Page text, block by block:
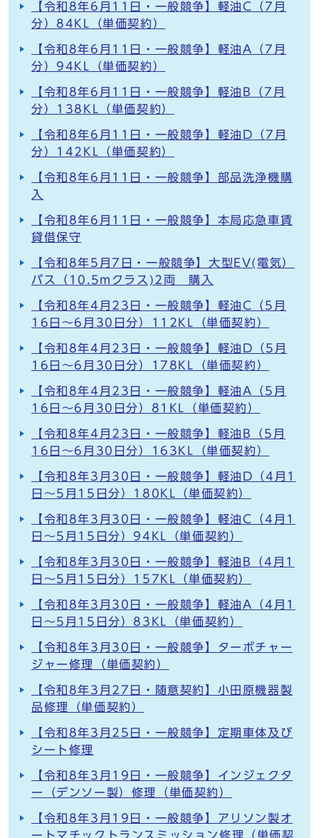
【令和8年6月11日・一般競争】軽油C（7月
分）84KL（単価契約）
【令和8年6月11日・一般競争】軽油A（7月
分）94KL（単価契約）
【令和8年6月11日・一般競争】軽油B（7月
分）138KL（単価契約）
【令和8年6月11日・一般競争】軽油D（7月
分）142KL（単価契約）
【令和8年6月11日・一般競争】部品洗浄機購
入
【令和8年6月11日・一般競争】本局応急車賃
貸借保守
【令和8年5月7日・一般競争】大型EV(電気）
バス（10.5mクラス)2両 購入
【令和8年4月23日・一般競争】軽油C（5月
16日～6月30日分）112KL（単価契約）
【令和8年4月23日・一般競争】軽油D（5月
16日～6月30日分）178KL（単価契約）
【令和8年4月23日・一般競争】軽油A（5月
16日～6月30日分）81KL（単価契約）
【令和8年4月23日・一般競争】軽油B（5月
16日～6月30日分）163KL（単価契約）
【令和8年3月30日・一般競争】軽油D（4月1
日～5月15日分）180KL（単価契約）
【令和8年3月30日・一般競争】軽油C（4月1
日～5月15日分）94KL（単価契約）
【令和8年3月30日・一般競争】軽油B（4月1
日～5月15日分）157KL（単価契約）
【令和8年3月30日・一般競争】軽油A（4月1
日～5月15日分）83KL（単価契約）
【令和8年3月30日・一般競争】ターボチャー
ジャー修理（単価契約）
【令和8年3月27日・随意契約】小田原機器製
品修理（単価契約）
【令和8年3月25日・一般競争】定期車体及び
シート修理
【令和8年3月19日・一般競争】インジェクタ
ー（デンソー製）修理（単価契約）
【令和8年3月19日・一般競争】アリソン製オ
ートマチックトランスミッション修理（単価契